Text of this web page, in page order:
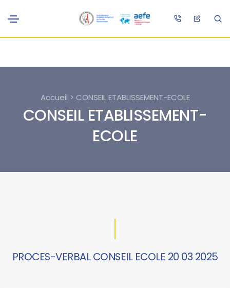
Accueil > CONSEIL ETABLISSEMENT-ECOLE
CONSEIL ETABLISSEMENT-
ECOLE
PROCES-VERBAL CONSEIL ECOLE 20 03 2025